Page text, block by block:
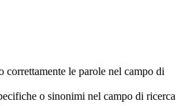
correttamente le parole nel campo di
o sinonimi nel campo di ricerca